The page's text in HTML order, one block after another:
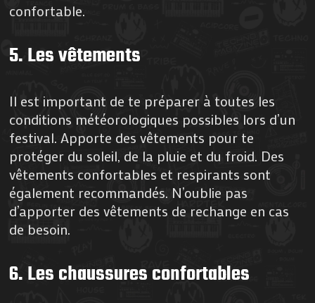
confortable.
5. Les vêtements
Il est important de te préparer à toutes les
conditions météorologiques possibles lors d’un
festival. Apporte des vêtements pour te
protéger du soleil, de la pluie et du froid. Des
vêtements confortables et respirants sont
également recommandés. N’oublie pas
d’apporter des vêtements de rechange en cas
de besoin.
6. Les chaussures confortables